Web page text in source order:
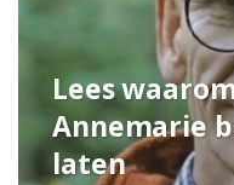
Lees
Annemarie
laten